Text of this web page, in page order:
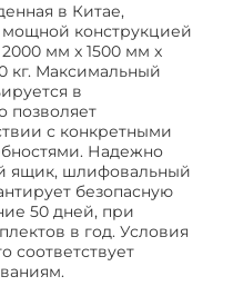
в Китае,
мощной конструкцией
мм x 1500 мм x
кг. Максимальный
в
позволяет
с конкретными
Надежно
ящик, шлифовальный
безопасную
50 дней, при
в год. Условия
соответствует